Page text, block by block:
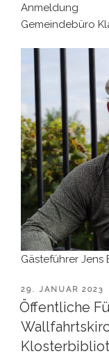
Anmeldung
Gemeindebüro
Gästeführer Jens
VERÖFFENTLICHT
AM
29. JANUAR 2023
Öffentliche